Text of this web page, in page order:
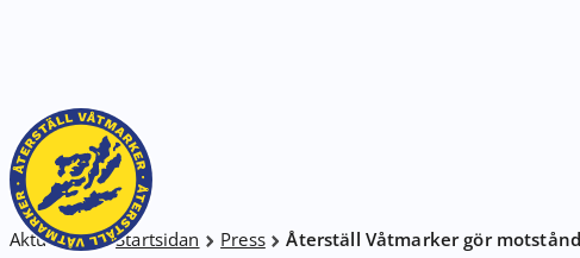
Breadcrumb
Aktuell sida:Startsidan Press Återställ Våtmarker gör